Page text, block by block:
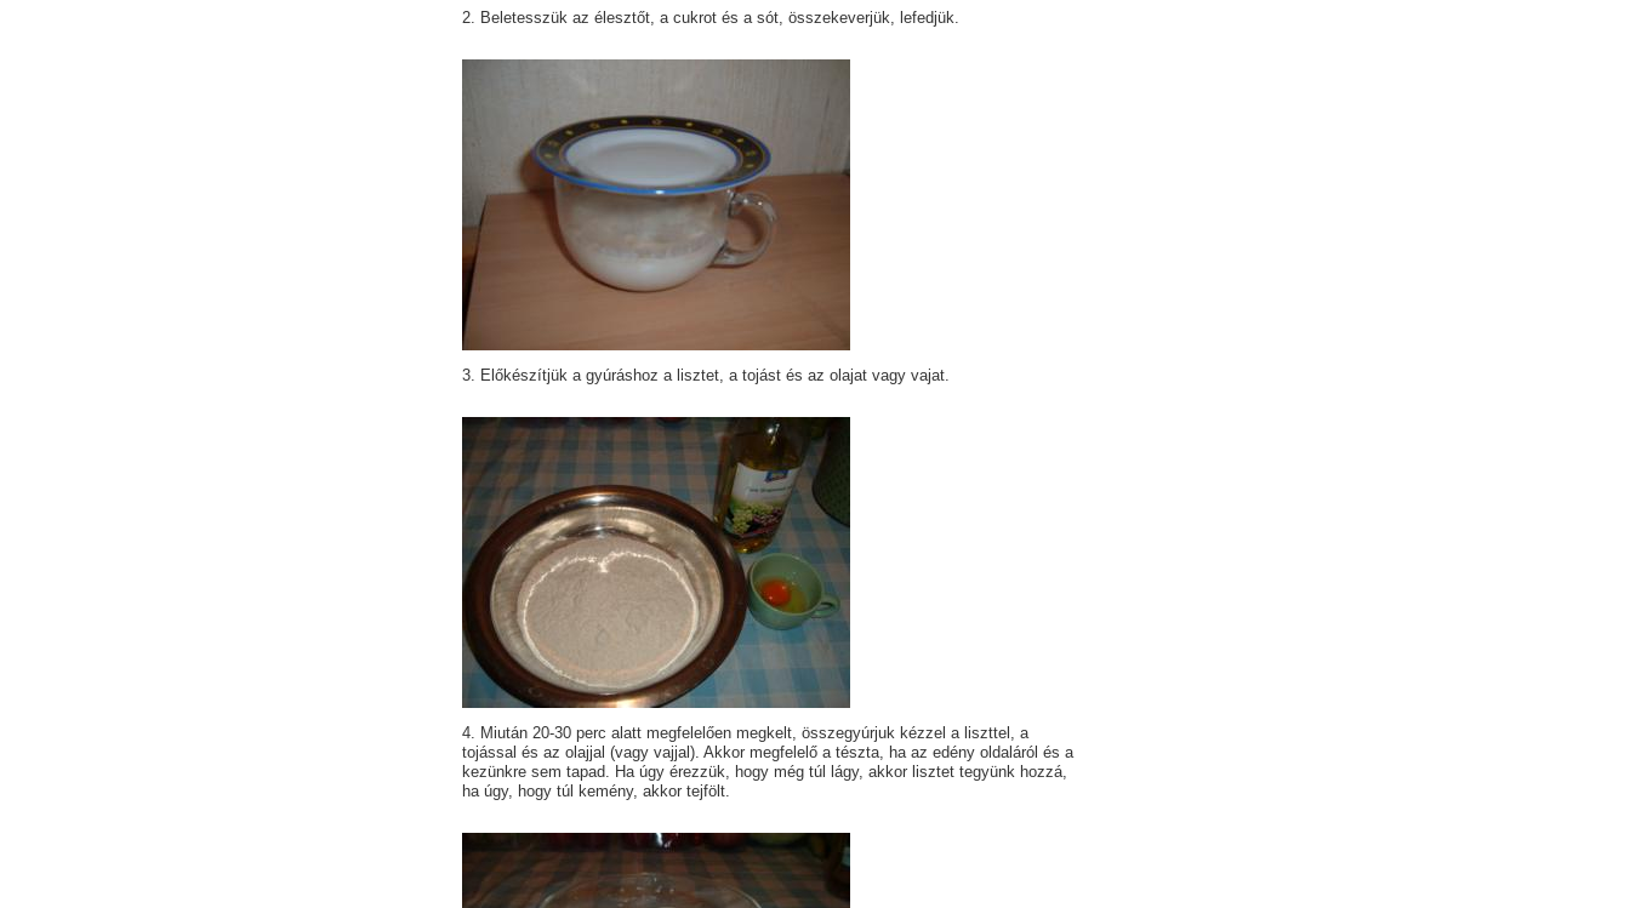
2. Beletesszük az élesztőt, a cukrot és a sót, összekeverjük, lefedjük.
3. Előkészítjük a gyúráshoz a lisztet, a tojást és az olajat vagy vajat.
4. Miután 20-30 perc alatt megfelelően megkelt, összegyúrjuk kézzel a liszttel, a
tojással és az olajjal (vagy vajjal). Akkor megfelelő a tészta, ha az edény oldaláról és a
kezünkre sem tapad. Ha úgy érezzük, hogy még túl lágy, akkor lisztet tegyünk hozzá,
ha úgy, hogy túl kemény, akkor tejfölt.